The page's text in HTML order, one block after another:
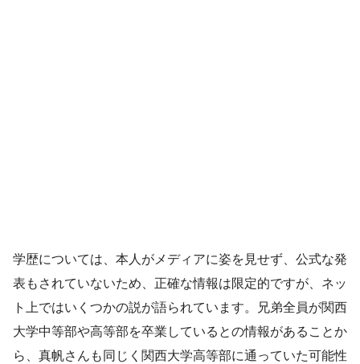
学歴については、本人がメディアに姿を見せず、公式な発
表もされていないため、正確な情報は限定的ですが、ネッ
ト上ではいくつかの説が語られています。兄弟全員が関西
大学中等部や高等部を卒業しているとの情報があることか
ら、真帆さんも同じく関西大学高等部に通っていた可能性